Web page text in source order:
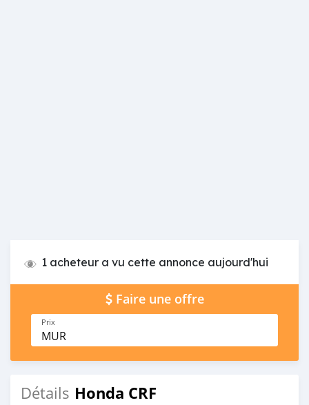
1 acheteur a vu cette annonce aujourd'hui
Faire une offre
Prix
MUR
Détails Honda CRF